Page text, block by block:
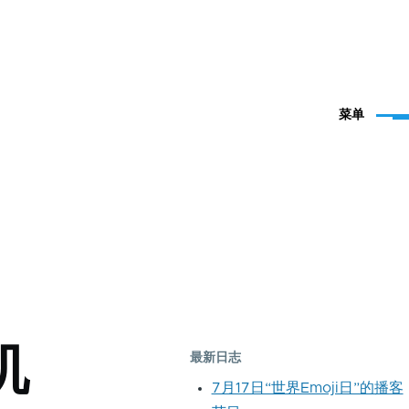
菜单
最新日志
7月17日“世界Emoji日”的播客